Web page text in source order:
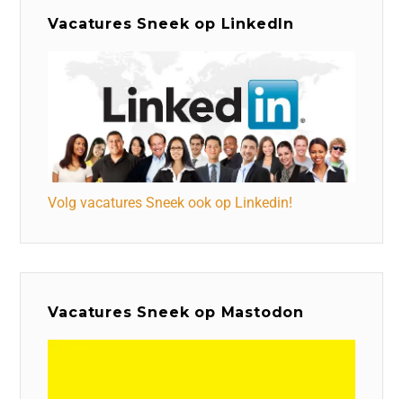
Vacatures Sneek op LinkedIn
Volg vacatures Sneek ook op Linkedin!
Vacatures Sneek op Mastodon